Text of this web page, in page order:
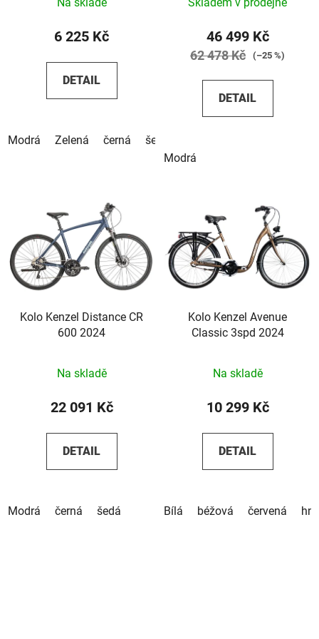
6 225 Kč
DETAIL
Modrá Zelená černá šedá
46 499 Kč
62 478 Kč (–25 %)
DETAIL
Modrá
Kolo Kenzel Distance CR
600 2024
Na skladě
22 091 Kč
DETAIL
Modrá černá šedá
Kolo Kenzel Avenue
Classic 3spd 2024
Na skladě
10 299 Kč
DETAIL
Bílá béžová červená